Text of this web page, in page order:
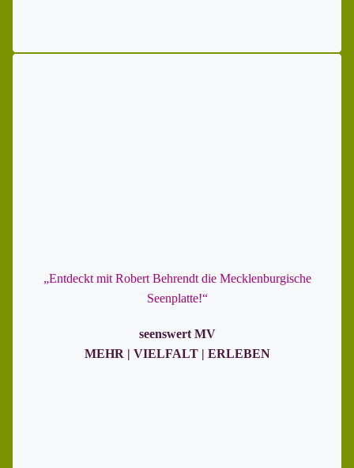
„Entdeckt mit Robert Behrendt die Mecklenburgische
Seenplatte!“
seenswert MV
MEHR | VIELFALT | ERLEBEN